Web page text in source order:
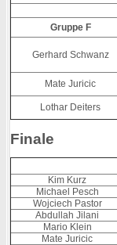
Gruppe F
Gerhard Schwanz
Mate Juricic
Lothar Deiters
Finale
Kim Kurz
Michael Pesch
Wojciech Pastor
Abdullah Jilani
Mario Klein
Mate Juricic